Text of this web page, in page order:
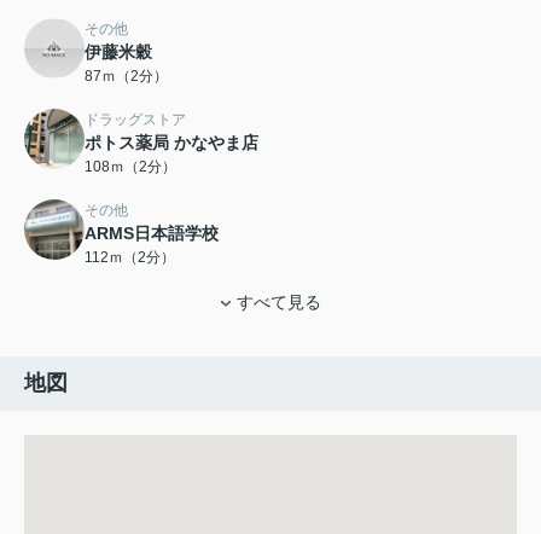
その他
伊藤米穀
87ｍ（2分）
ドラッグストア
ポトス薬局 かなやま店
108ｍ（2分）
その他
ARMS日本語学校
112ｍ（2分）
すべて見る
地図